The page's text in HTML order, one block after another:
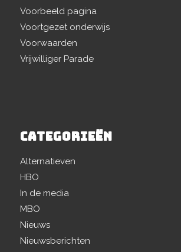
Voorbeeld pagina
Voortgezet onderwijs
Voorwaarden
Vrijwilliger Parade
CATEGORIEËN
Alternatieven
HBO
In de media
MBO
Nieuws
Nieuwsberichten